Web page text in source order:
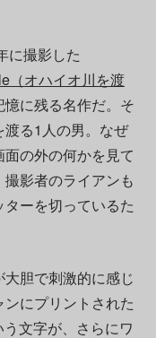
に撮影した
（オハイオ川を渡
に残る名作だ。そ
る1人の男。なぜ
の外の何かを見て
影者のライアンも
ーを切っているた
胆で刺激的に感じ
にプリントされた
文字が、さらにワ